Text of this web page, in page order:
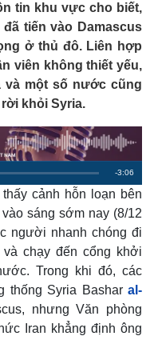
tin khu vực cho biết,
tiến vào Damascus
ở thủ đô. Liên hợp
viên không thiết yếu,
và một số nước cũng
khỏi Syria.
R
m
a
n
-3:06
cảnh hỗn loạn bên
vào sáng sớm nay (8/12
người nhanh chóng đi
chạy đến cổng khởi
Trong khi đó, các
thống Syria Bashar al-
nhưng Văn phòng
Iran khẳng định ông